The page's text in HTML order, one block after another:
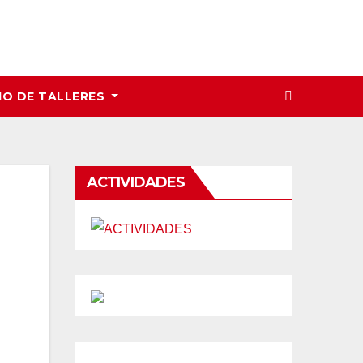
DE TALLERES
ACTIVIDADES